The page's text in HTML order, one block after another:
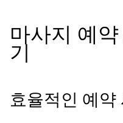
마사지 예
기
효율적인 예약